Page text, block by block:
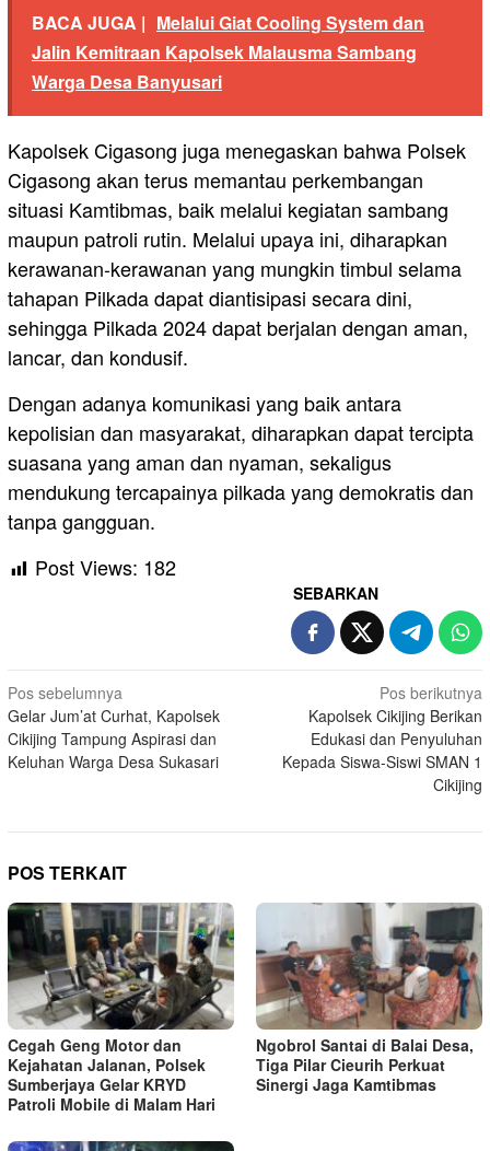
BACA JUGA | Melalui Giat Cooling System dan
Jalin Kemitraan Kapolsek Malausma Sambang
Warga Desa Banyusari
Kapolsek Cigasong juga menegaskan bahwa Polsek
Cigasong akan terus memantau perkembangan
situasi Kamtibmas, baik melalui kegiatan sambang
maupun patroli rutin. Melalui upaya ini, diharapkan
kerawanan-kerawanan yang mungkin timbul selama
tahapan Pilkada dapat diantisipasi secara dini,
sehingga Pilkada 2024 dapat berjalan dengan aman,
lancar, dan kondusif.
Dengan adanya komunikasi yang baik antara
kepolisian dan masyarakat, diharapkan dapat tercipta
suasana yang aman dan nyaman, sekaligus
mendukung tercapainya pilkada yang demokratis dan
tanpa gangguan.
Post Views: 182
SEBARKAN
Navigasi
pos
Pos sebelumnya
Gelar Jum’at Curhat, Kapolsek
Cikijing Tampung Aspirasi dan
Keluhan Warga Desa Sukasari
Pos berikutnya
Kapolsek Cikijing Berikan
Edukasi dan Penyuluhan
Kepada Siswa-Siswi SMAN 1
Cikijing
POS TERKAIT
Cegah Geng Motor dan
Kejahatan Jalanan, Polsek
Sumberjaya Gelar KRYD
Patroli Mobile di Malam Hari
Ngobrol Santai di Balai Desa,
Tiga Pilar Cieurih Perkuat
Sinergi Jaga Kamtibmas